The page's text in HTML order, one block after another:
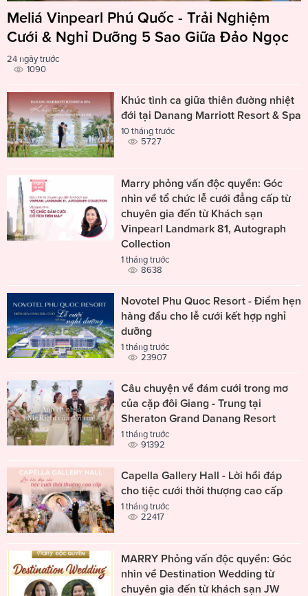
Meliá Vinpearl Phú Quốc - Trải Nghiệm
Cưới & Nghỉ Dưỡng 5 Sao Giữa Đảo Ngọc
24 ngày trước
1090
Khúc tình ca giữa thiên đường nhiệt
đới tại Danang Marriott Resort & Spa
10 tháng trước
5727
Marry phỏng vấn độc quyền: Góc
nhìn về tổ chức lễ cưới đẳng cấp từ
chuyên gia đến từ Khách sạn
Vinpearl Landmark 81, Autograph
Collection
1 tháng trước
8638
Novotel Phu Quoc Resort - Điểm hẹn
hàng đầu cho lễ cưới kết hợp nghỉ
dưỡng
1 tháng trước
23907
Câu chuyện về đám cưới trong mơ
của cặp đôi Giang - Trung tại
Sheraton Grand Danang Resort
1 tháng trước
91392
Capella Gallery Hall - Lời hồi đáp
cho tiệc cưới thời thượng cao cấp
1 tháng trước
22417
MARRY Phỏng vấn độc quyền: Góc
nhìn về Destination Wedding từ
chuyên gia đến từ khách sạn JW